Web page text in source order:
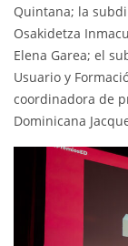
Quintana; la
Osakidetza
Elena Garea; el
Usuario y
coordinadora de
Dominicana